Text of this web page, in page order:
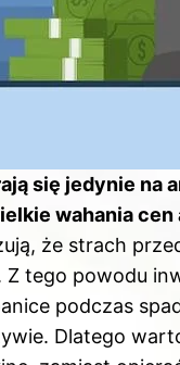
się jedynie na
wahania cen
że strach
Z tego powodu
podczas
Dlatego